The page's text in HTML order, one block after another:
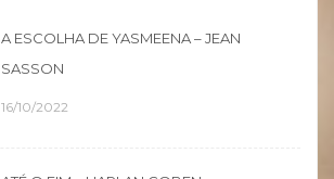
A ESCOLHA DE YASMEENA – JEAN
SASSON
16/10/2022